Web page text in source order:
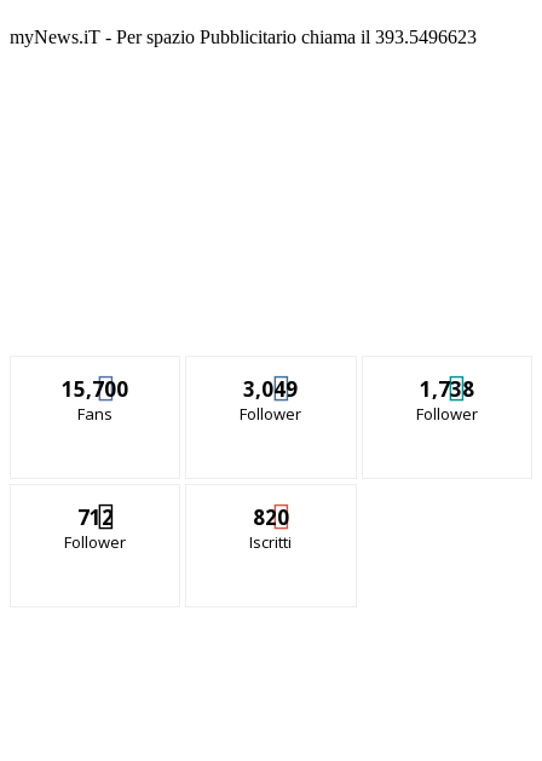
myNews.iT - Per spazio Pubblicitario chiama il 393.5496623
15,700
Fans
3,049
Follower
1,738
Follower
712
Follower
820
Iscritti